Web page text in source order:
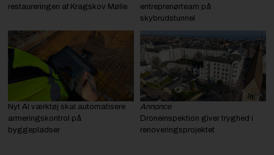
restaureringen af Kragskov Mølle
entreprenørteam på
skybrudstunnel
Nyt AI værktøj skal automatisere
armeringskontrol på
byggepladser
Annonce
Droneinspektion giver tryghed i
renoveringsprojektet